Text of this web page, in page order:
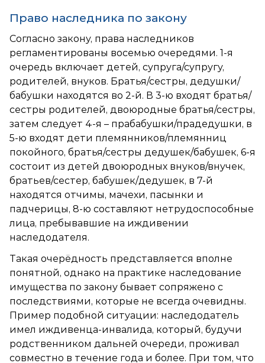
Право наследника по закону
Согласно закону, права наследников
регламентированы восемью очередями. 1-я
очередь включает детей, супруга/супругу,
родителей, внуков. Братья/сестры, дедушки/
бабушки находятся во 2-й. В 3-ю входят братья/
сестры родителей, двоюродные братья/сестры,
затем следует 4-я – прабабушки/прадедушки, в
5-ю входят дети племянников/племянниц
покойного, братья/сестры дедушек/бабушек, 6-я
состоит из детей двоюродных внуков/внучек,
братьев/сестер, бабушек/дедушек, в 7-й
находятся отчимы, мачехи, пасынки и
падчерицы, 8-ю составляют нетрудоспособные
лица, пребывавшие на иждивении
наследодателя.
Такая очерёдность представляется вполне
понятной, однако на практике наследование
имущества по закону бывает сопряжено с
последствиями, которые не всегда очевидны.
Пример подобной ситуации: наследодатель
имел иждивенца-инвалида, который, будучи
родственником дальней очереди, проживал
совместно в течение года и более. При том, что